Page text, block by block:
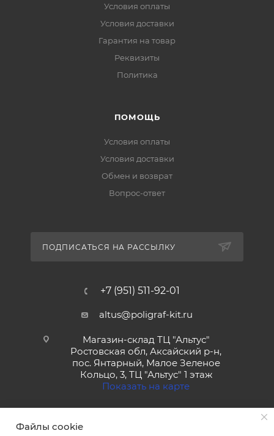
Условия оплаты
Условия доставки
Гарантия на товар
Реквизиты
Политика
ПОМОЩЬ
Условия оплаты
Условия доставки
Обмен и возврат
Вопрос-ответ
ПОДПИСАТЬСЯ НА РАССЫЛКУ
+7 (951) 511-92-01
altus@poligraf-kit.ru
Магазин-склад ТЦ "Альтус"
Ростовская обл, Аксайский р-н,
пос. Янтарный, Малое Зеленое
Кольцо, 3, ТЦ "Альтус" 1 этаж
Показать на карте
Файлы cookie